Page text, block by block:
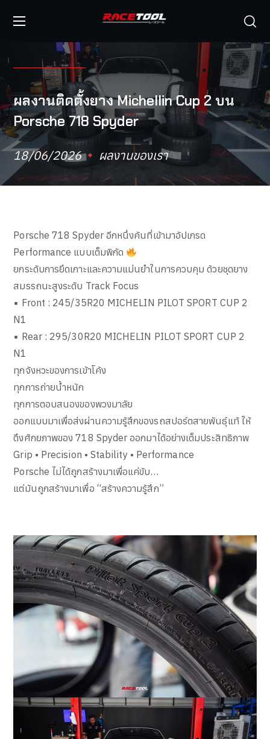
ผลงานติดตั้งยาง Michellin Cup 2 บน
Porsche 718 Spyder
18/06/2026 ผลงานของเรา
Porsche 718 Spyder อีกหนึ่งคันที่เข้ามาอัปเกรด
Performance แบบเต็มพิกัด
ยกระดับการยึดเกาะและความแม่นยำในการควบคุม ด้วยชุดยาง
สมรรถนะสูงระดับ Track Focus
▪ Front : 245/35R20 MICHELIN PILOT SPORT CUP 2
N1
▪ Rear : 295/30R20 MICHELIN PILOT SPORT CUP 2
N1
ทุกจังหวะของการเข้าโค้ง
ทุกการถ่ายน้ำหนัก
ทุกการตอบสนองของพวงมาลัย
ออกแบบมาเพื่อส่งผ่านความรู้สึกของรถสปอร์ตสายพันธุ์แท้ ให้
ดึงศักยภาพของ 718 Spyder ออกมาได้อย่างเต็มประสิทธิภาพ
Grip • Precision • Stability • Performance
Porsche ไม่ได้ถูกสร้างมาเพื่อแค่ขับ…
แต่มันถูกสร้างมาเพื่อ “สร้างความรู้สึก”